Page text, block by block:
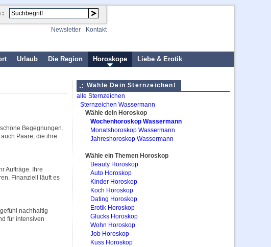
:
Newsletter Kontakt
Urlaub Die Region Horoskope Liebe & Erotik
Begegnungen.
Paare, die ihre
Aufträge. Ihre
Finanziell läuft es
nachhaltig
für intensiven
Wähle Dein Sternzeichen!
alle Sternzeichen
Sternzeichen Wassermann
Wähle dein Horoskop
Wochenhoroskop Wassermann
Monatshoroskop Wassermann
Jahreshoroskop Wassermann
Wähle ein Themen Horoskop
Beauty Horoskop
Auto Horoskop
Kinder Horoskop
Koch Horoskop
Dating Horoskop
Erotik Horoskop
Glücks Horoskop
Wohn Horoskop
Job Horoskop
Kuss Horoskop